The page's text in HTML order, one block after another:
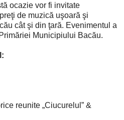
ocazie vor fi invitate
de muzică uşoară şi
cât şi din ţară. Evenimentul a
Municipiului Bacău.
reunite „Ciucurelul” &